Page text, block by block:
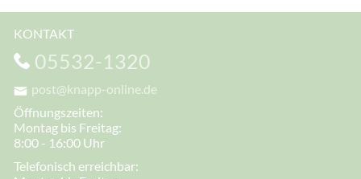
KONTAKT
05532-1320
post@knapp-online.de
Öffnungszeiten:
Montag bis Freitag:
8:00 - 16:00 Uhr
Telefonisch erreichbar: